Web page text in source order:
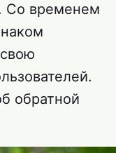
Со временем
обратной